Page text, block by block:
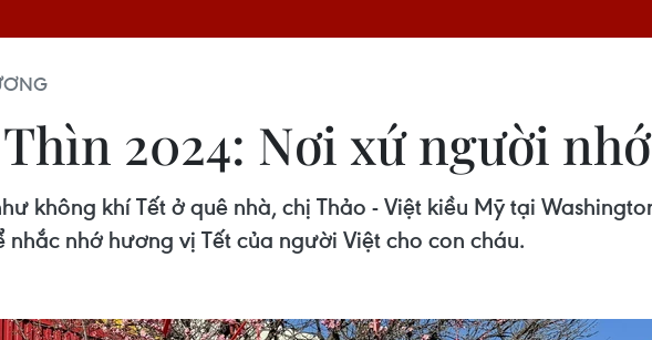
2024: Nơi xứ người
không khí Tết ở quê nhà, chị Thảo - Việt kiều Mỹ tại
nhắc nhớ hương vị Tết của người Việt cho con cháu.